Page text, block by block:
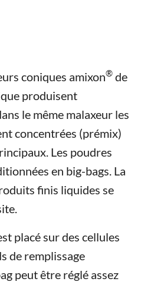
coniques amixon® de
produisent
le même malaxeur les
concentrées (prémix)
Les poudres
en big-bags. La
finis liquides se
placé sur des cellules
de remplissage
peut être réglé assez